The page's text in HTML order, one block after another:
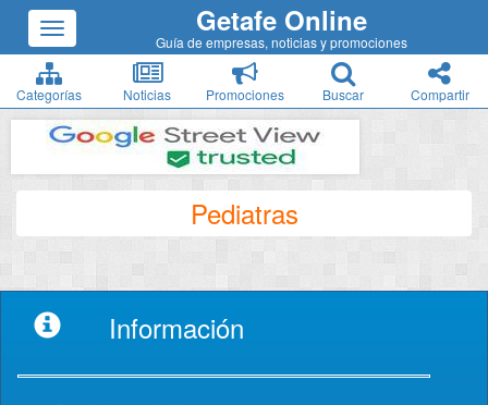
Getafe Online
Guía de empresas, noticias y promociones
Categorías Noticias Promociones Buscar Compartir
Pediatras
Información